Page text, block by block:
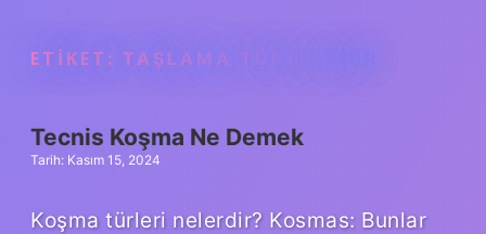
ETIKET: TAŞLAMA TÜRÜ NEDIR
Tecnis Koşma Ne Demek
Tarih: Kasım 15, 2024
Koşma türleri nelerdir? Kosmas: Bunlar